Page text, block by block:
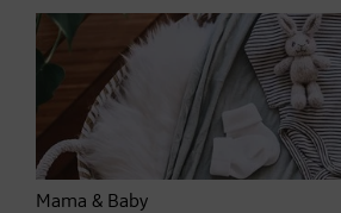
Mama & Baby